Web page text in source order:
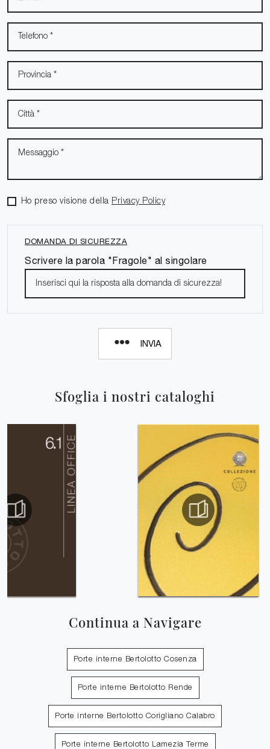
Sfoglia i nostri cataloghi
Continua a Navigare
Porte interne Bertolotto Cosenza
Porte interne Bertolotto Rende
Porte interne Bertolotto Corigliano Calabro
Porte interne Bertolotto Lamezia Terme
Ho preso visione della Privacy Policy
DOMANDA DI SICUREZZA
Scrivere la parola "Fragole" al singolare
INVIA